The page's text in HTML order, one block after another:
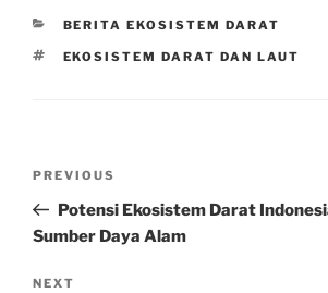
CATEGORIES
BERITA EKOSISTEM DARAT
TAGS
EKOSISTEM DARAT DAN LAUT
Previous
Post
PREVIOUS
Potensi Ekosistem Darat
Sumber Daya Alam
Next
NEXT